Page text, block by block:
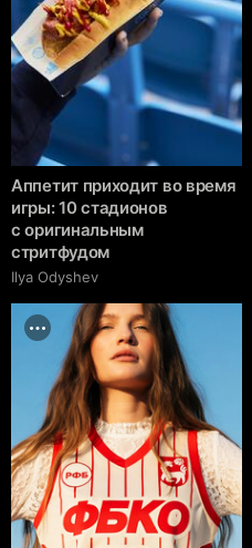
Аппетит приходит во время
игры: 10 стадионов
с оригинальным
стритфудом
Ilya Odyshev